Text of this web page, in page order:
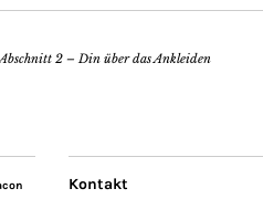
2 – Din über das Ankleiden
Kontakt